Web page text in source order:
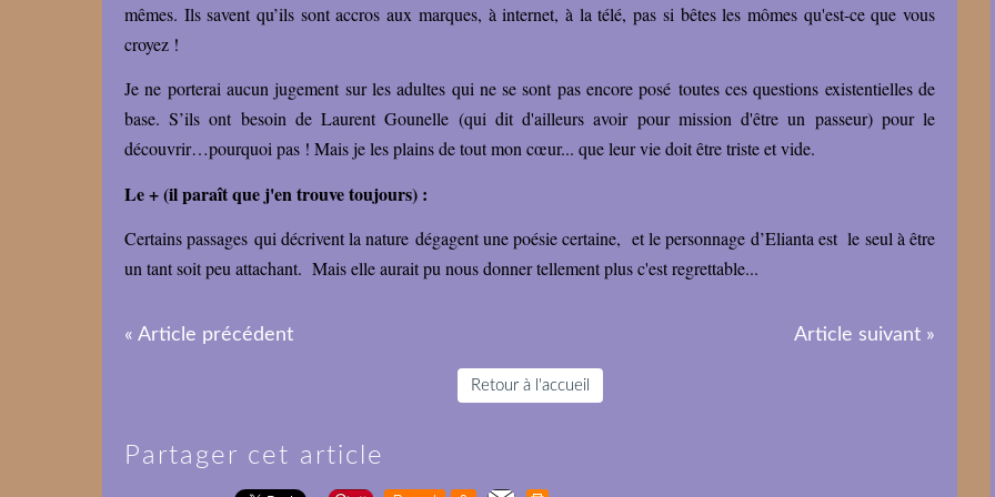
mêmes. Ils savent qu’ils sont accros aux marques, à internet, à la télé, pas si bêtes les mômes qu'est-ce que vous
croyez !
Je ne porterai aucun jugement sur les adultes qui ne se sont pas encore posé toutes ces questions existentielles de
base. S’ils ont besoin de Laurent Gounelle (qui dit d'ailleurs avoir pour mission d'être un passeur) pour le
découvrir…pourquoi pas ! Mais je les plains de tout mon cœur... que leur vie doit être triste et vide.
Le + (il paraît que j'en trouve toujours) :
Certains passages qui décrivent la nature dégagent une poésie certaine, et le personnage d’Elianta est le seul à être
un tant soit peu attachant. Mais elle aurait pu nous donner tellement plus c'est regrettable...
« Article précédent Article suivant »
Retour à l'accueil
Partager cet article